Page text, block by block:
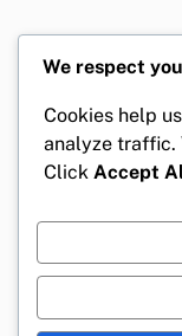
We respect
Cookies help
analyze traffic.
Click Accept